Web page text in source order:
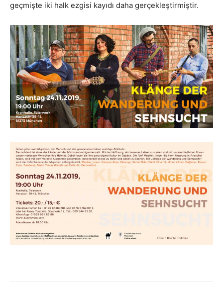
geçmişte iki halk ezgisi kayıdı daha gerçekleştirmiştir.